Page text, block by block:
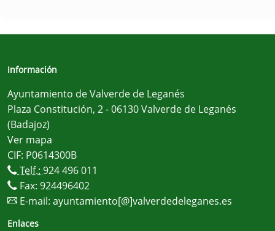
Información
Ayuntamiento de Valverde de Leganés
Plaza Constitución, 2 - 06130 Valverde de Leganés
(Badajoz)
Ver mapa
CIF: P0614300B
Telf.: 924 496 011
Fax: 924496402
E-mail: ayuntamiento[@]valverdedeleganes.es
Enlaces